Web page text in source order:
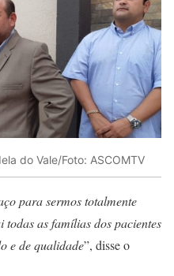
do Vale/Foto: ASCOMTV
para sermos totalmente
as famílias dos pacientes
e de qualidade”, disse o